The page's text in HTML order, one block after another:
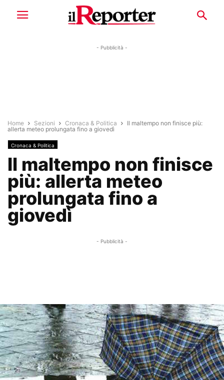
- Pubblicità -
Home Sezioni Cronaca & Politica
Il maltempo non finisce più:
allerta meteo prolungata fino a giovedì
Cronaca & Politica
Il maltempo non finisce
più: allerta meteo
prolungata fino a
giovedì
- Pubblicità -